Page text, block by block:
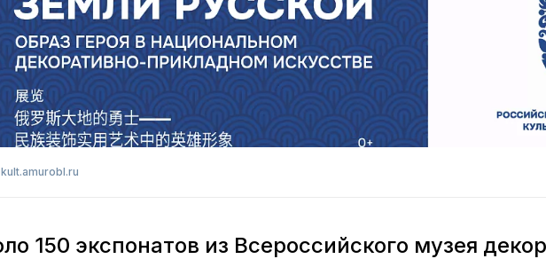
150 экспонатов из Всероссийского музея